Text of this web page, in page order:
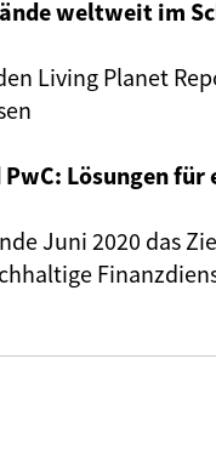
weltweit im
Living Planet
PwC: Lösungen
Juni 2020 das